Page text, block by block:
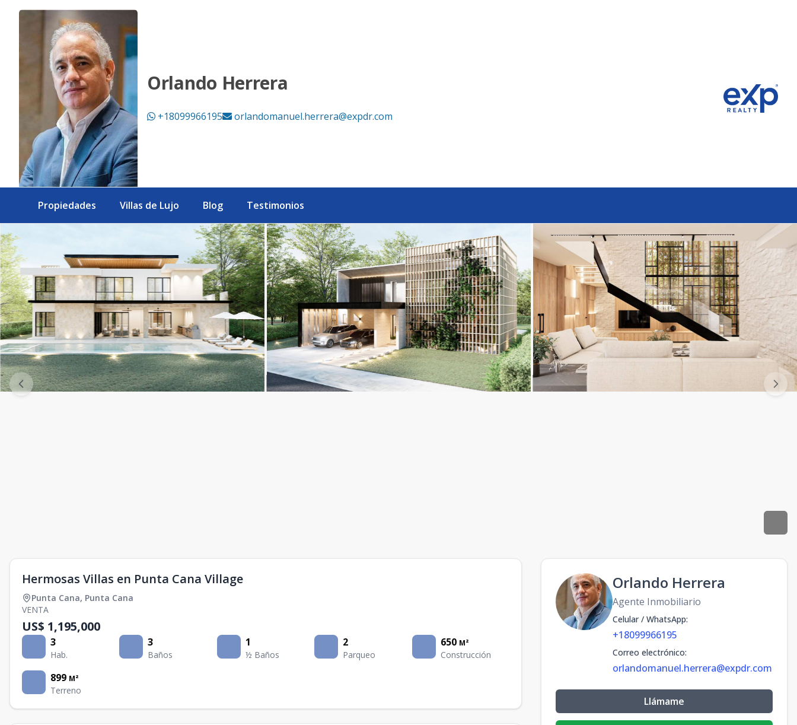
Orlando Herrera
+18099966195 orlandomanuel.herrera@expdr.com
Propiedades Villas de Lujo Blog Testimonios
Hermosas Villas en Punta Cana Village
Punta Cana, Punta Cana
VENTA
US$ 1,195,000
3
Hab.
3
Baños
1
½ Baños
2
Parqueo
650 M²
Construcción
899 M²
Terreno
Orlando Herrera
Agente Inmobiliario
Celular / WhatsApp:
+18099966195
Correo electrónico:
orlandomanuel.herrera@expdr.com
Llámame
Hermosas Villas en Punta Cana Village - eXp Realty República Dominicana